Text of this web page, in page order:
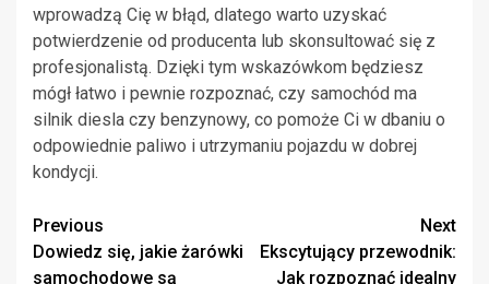
wprowadzą Cię w błąd, dlatego warto uzyskać
potwierdzenie od producenta lub skonsultować się z
profesjonalistą. Dzięki tym wskazówkom będziesz
mógł łatwo i pewnie rozpoznać, czy samochód ma
silnik diesla czy benzynowy, co pomoże Ci w dbaniu o
odpowiednie paliwo i utrzymaniu pojazdu w dobrej
kondycji.
Continue
Reading
Previous
Dowiedz się, jakie żarówki
samochodowe są
Next
Ekscytujący przewodnik:
Jak rozpoznać idealny